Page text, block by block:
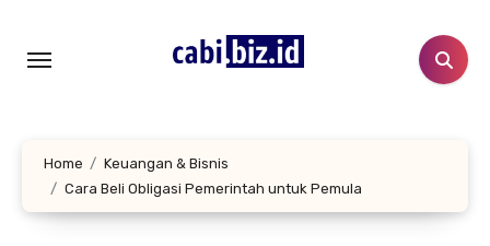
konten
Home
Keuangan & Bisnis
Cara Beli Obligasi Pemerintah untuk Pemula